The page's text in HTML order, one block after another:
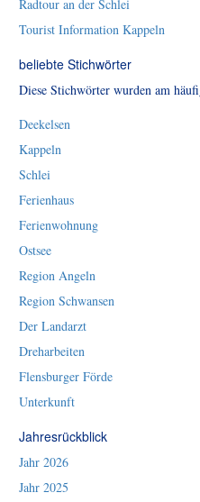
Radtour an der Schlei
Tourist Information Kappeln
beliebte Stichwörter
Diese Stichwörter wurden am
Deekelsen
Kappeln
Schlei
Ferienhaus
Ferienwohnung
Ostsee
Region Angeln
Region Schwansen
Der Landarzt
Dreharbeiten
Flensburger Förde
Unterkunft
Jahresrückblick
Jahr 2026
Jahr 2025